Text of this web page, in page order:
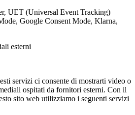
UET (Universal Event Tracking)
Google Consent Mode, Klarna,
esterni
servizi ci consente di mostrarti video o
ospitati da fornitori esterni. Con il
sito web utilizziamo i seguenti servizi